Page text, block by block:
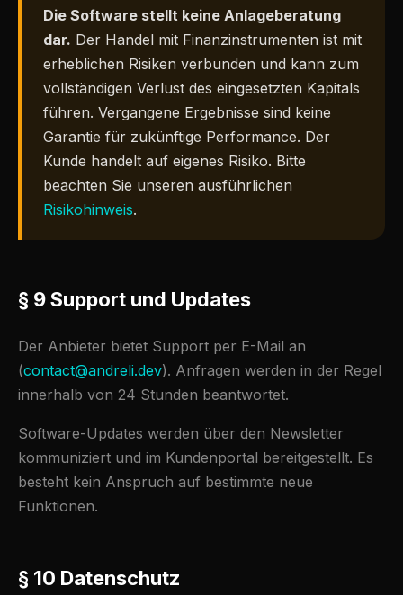
Die Software stellt keine Anlageberatung
dar. Der Handel mit Finanzinstrumenten ist mit
erheblichen Risiken verbunden und kann zum
vollständigen Verlust des eingesetzten Kapitals
führen. Vergangene Ergebnisse sind keine
Garantie für zukünftige Performance. Der
Kunde handelt auf eigenes Risiko. Bitte
beachten Sie unseren ausführlichen
Risikohinweis.
§ 9 Support und Updates
Der Anbieter bietet Support per E-Mail an
(contact@andreli.dev). Anfragen werden in der Regel
innerhalb von 24 Stunden beantwortet.
Software-Updates werden über den Newsletter
kommuniziert und im Kundenportal bereitgestellt. Es
besteht kein Anspruch auf bestimmte neue
Funktionen.
§ 10 Datenschutz